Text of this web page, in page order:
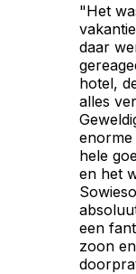
"Het
daar
hotel,
alles
enorme
hele
en het
een
zoon